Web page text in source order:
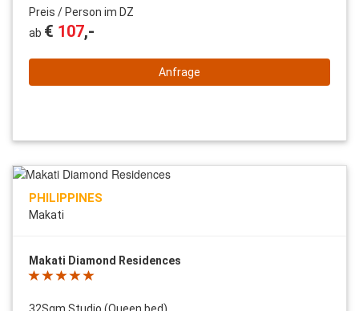
Preis / Person im DZ
ab € 107,-
Anfrage
PHILIPPINES
Makati
Makati Diamond Residences